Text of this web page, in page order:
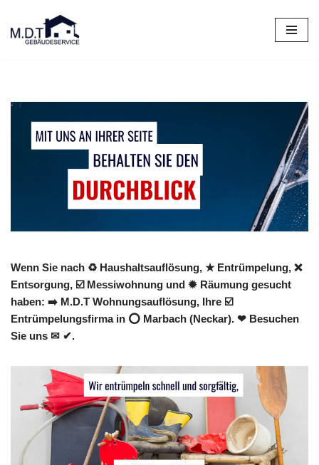
Zum
Wenn Sie nach ♻ Haushaltsauflösung, ★ Entrümpelung, ❌
Entsorgung, ☑️ Messiwohnung und ✹ Räumung gesucht
haben: ➡️ M.D.T Wohnungsauflösung, Ihre ☑️
Entrümpelungsfirma in ⭕ Marbach (Neckar). ❤ Besuchen
Sie uns ✉ ✔.